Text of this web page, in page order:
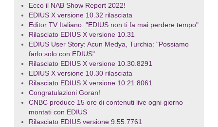
Ecco il NAB Show Report 2022!
EDIUS X versione 10.32 rilasciata
Editor TV Italiano: "EDIUS non ti fa mai perdere tempo"
Rilasciato EDIUS X versione 10.31
EDIUS User Story: Acun Medya, Turchia: "Possiamo
farlo solo con EDIUS"
Rilasciato EDIUS X versione 10.30.8291
EDIUS X versione 10.30 rilasciata
Rilasciato EDIUS X versione 10.21.8061
Congratulazioni Goran!
CNBC produce 15 ore di contenuti live ogni giorno –
montati con EDIUS
Rilasciato EDIUS versione 9.55.7761